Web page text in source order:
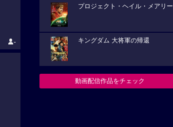
-
プロジェクト・ヘイル・メアリー
キングダム 大将軍の帰還
動画配信作品をチェック